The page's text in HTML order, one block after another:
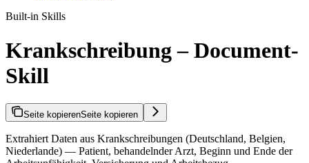
Built-in Skills
Krankschreibung – Document-
Skill
Seite kopierenSeite kopieren
Extrahiert Daten aus Krankschreibungen (Deutschland, Belgien,
Niederlande) — Patient, behandelnder Arzt, Beginn und Ende der